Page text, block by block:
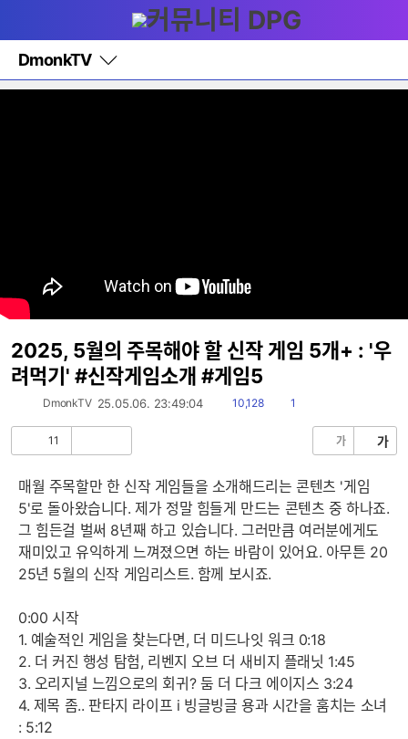
와
홈
DmonkTV
바
로
2025, 5월의 주목해야 할 신작 게임 5개+ : '우
려먹기' #신작게임소개 #게임5
DmonkTV 25.05.06. 23:49:04
읽10,128
댓
11
감
가 가
매월 주목할만 한 신작 게임들을 소개해드리는 콘텐츠 '게임
5'로 돌아왔습니다. 제가 정말 힘들게 만드는 콘텐츠 중 하나죠.
그 힘든걸 벌써 8년째 하고 있습니다. 그러만큼 여러분에게도
재미있고 유익하게 느껴졌으면 하는 바람이 있어요. 아무튼 20
25년 5월의 신작 게임리스트. 함께 보시죠.
0:00 시작
1. 예술적인 게임을 찾는다면, 더 미드나잇 워크 0:18
2. 더 커진 행성 탐험, 리벤지 오브 더 새비지 플래닛 1:45
3. 오리지널 느낌으로의 회귀? 둠 더 다크 에이지스 3:24
4. 제목 좀.. 판타지 라이프 i 빙글빙글 용과 시간을 훔치는 소녀
: 5:12